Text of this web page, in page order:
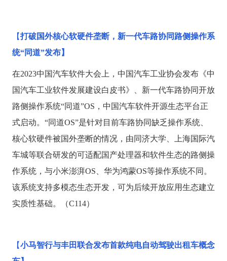
【打破国外核心软硬件垄断，新一代车路协同路侧操作系
统“同道”发布】
在2023中国汽车软件大会上，中国汽车工业协会发布《中
国汽车工业软件发展建设白皮书》、新一代车路协同开放
路侧操作系统“同道”OS，中国汽车软件开源生态平台正
式启动。“同道OS”是针对目前车路协同缺乏操作系统、
核心软硬件被国外垄断的情况，由同济大学、上海国际汽
车城等联合研发的可适配国产处理器和软件生态的路侧操
作系统，与小米澎湃OS、华为鸿蒙OS等操作系统不同。
该系统支持多模态生态开发，可为后续开放应用生态建立
实质性基础。（C114）
【小马智行与丰田联合发布首款纯电自动驾驶出租车概念